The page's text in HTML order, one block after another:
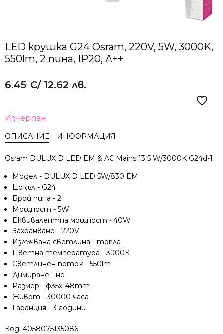
LЕD крушкa G24 Osram, 220V, 5W, 3000K,
550lm, 2 пина, IP20, А++
6.45 €/ 12.62 лв.
Изчерпан
ОПИСАНИЕ ИНФОРМАЦИЯ
Osram DULUX D LED EM & AC Mains 13 5 W/3000K G24d-1
Модел - DULUX D LED 5W/830 EM
Цокъл - G24
Брой пина - 2
Мощност - 5W
Eквивалентна мощност - 40W
Захранване - 220V
Излъчвана светлина - топла
Цветна температура - 3000К
Светлинен поток - 550lm
Димиране - не
Размер - ф35x148mm
Живот - 30000 часа
Гаранция - 3 години
Код: 4058075135086